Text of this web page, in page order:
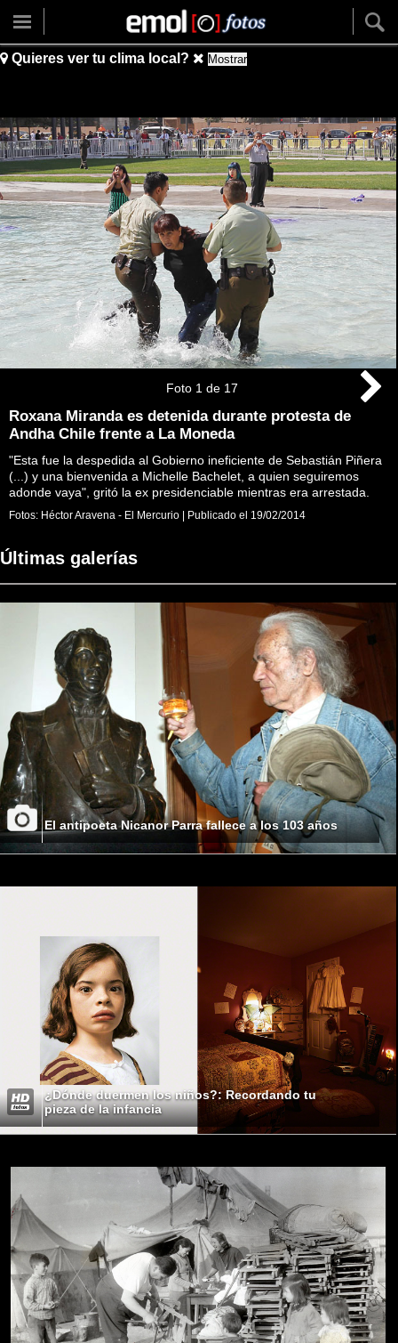
Quieres ver tu clima local? Mostrar
Foto 1 de 17
Roxana Miranda es detenida durante protesta de
Andha Chile frente a La Moneda
"Esta fue la despedida al Gobierno ineficiente de Sebastián Piñera
(...) y una bienvenida a Michelle Bachelet, a quien seguiremos
adonde vaya", gritó la ex presidenciable mientras era arrestada.
Fotos: Héctor Aravena - El Mercurio | Publicado el 19/02/2014
Últimas galerías
El antipoeta Nicanor Parra fallece a los 103 años
¿Dónde duermen los niños?: Recordando tu
pieza de la infancia